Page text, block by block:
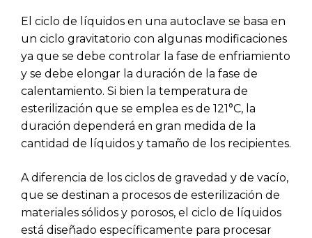
El ciclo de líquidos en una autoclave se basa en
un ciclo gravitatorio con algunas modificaciones
ya que se debe controlar la fase de enfriamiento
y se debe elongar la duración de la fase de
calentamiento. Si bien la temperatura de
esterilización que se emplea es de 121°C, la
duración dependerá en gran medida de la
cantidad de líquidos y tamaño de los recipientes.
A diferencia de los ciclos de gravedad y de vacío,
que se destinan a procesos de esterilización de
materiales sólidos y porosos, el ciclo de líquidos
está diseñado específicamente para procesar